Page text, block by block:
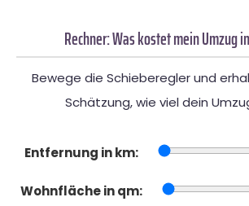
Rechner: Was kostet mein Umzug
Bewege die Schieberegler und
Schätzung, wie viel dein
Entfernung in km:
Wohnfläche in qm: